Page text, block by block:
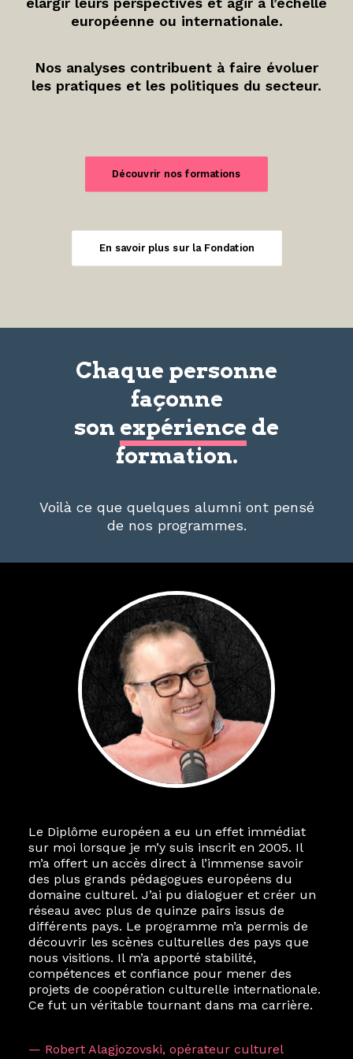
européenne ou internationale.
Nos analyses contribuent à faire évoluer
les pratiques et les politiques du secteur.
Découvrir nos formations
En savoir plus sur la Fondation
Chaque personne
façonne
son expérience de
formation.
Voilà ce que quelques alumni ont pensé
de nos programmes.
Le Diplôme européen a eu un effet immédiat
sur moi lorsque je m’y suis inscrit en 2005. Il
m’a offert un accès direct à l’immense savoir
des plus grands pédagogues européens du
domaine culturel. J’ai pu dialoguer et créer un
réseau avec plus de quinze pairs issus de
différents pays. Le programme m’a permis de
découvrir les scènes culturelles des pays que
nous visitions. Il m’a apporté stabilité,
compétences et confiance pour mener des
projets de coopération culturelle internationale.
Ce fut un véritable tournant dans ma carrière.
— Robert Alagjozovski, opérateur culturel
Le destin a voulu que ma vie privée et ma vie
professionnelle dans les arts soient étroitement
liées. Durant mon année au sein du Diplôme
Marcel Hicter, j’ai intégré un réseau européen
aussi inattendu que vibrant, qui s’est étendu
bien au-delà de la salle de classe. En quelques
mois, j’invitais mes camarades à collaborer sur
des projets allant de Baguio City à Pékin,
de Helsinki à Kuala Lumpur, Langkawi, Manille,
Tokyo et Varsovie, renforçant ainsi ma vision de
curatrice consistant à connecter des artistes à
travers les disciplines et les continents.
celle avec ma consœurHicterienneRuthe